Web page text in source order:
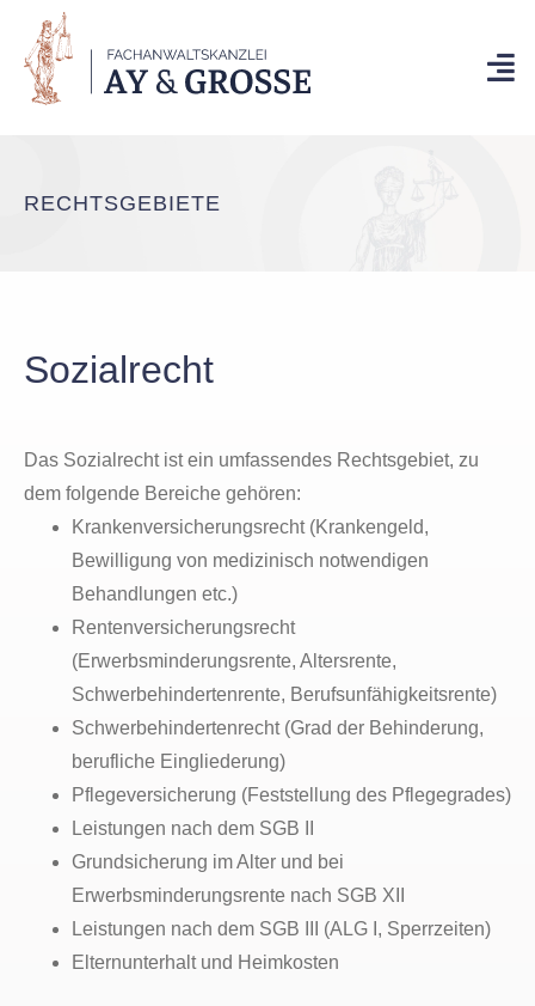
RECHTSGEBIETE
Sozialrecht
Das Sozialrecht ist ein umfassendes Rechtsgebiet, zu
dem folgende Bereiche gehören:
Krankenversicherungsrecht (Krankengeld,
Bewilligung von medizinisch notwendigen
Behandlungen etc.)
Rentenversicherungsrecht
(Erwerbsminderungsrente, Altersrente,
Schwerbehindertenrente, Berufsunfähigkeitsrente)
Schwerbehindertenrecht (Grad der Behinderung,
berufliche Eingliederung)
Pflegeversicherung (Feststellung des Pflegegrades)
Leistungen nach dem SGB II
Grundsicherung im Alter und bei
Erwerbsminderungsrente nach SGB XII
Leistungen nach dem SGB III (ALG I, Sperrzeiten)
Elternunterhalt und Heimkosten